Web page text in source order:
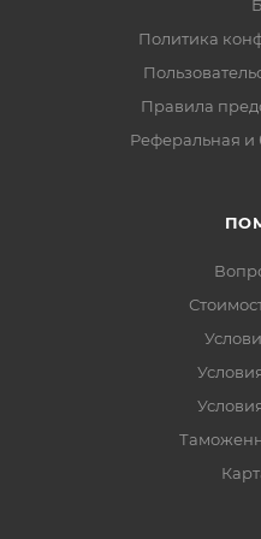
Политика
Правила
Реферальная и